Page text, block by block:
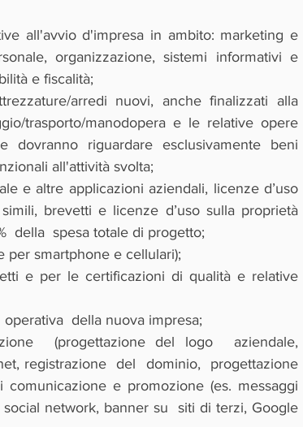
all'avvio d'impresa in ambito: marketing e
organizzazione, sistemi informativi e
e fiscalità;
arredi nuovi, anche finalizzati alla
trasporto/manodopera e le relative opere
dovranno riguardare esclusivamente beni
all'attività svolta;
e altre applicazioni aziendali, licenze d’uso
brevetti e licenze d’uso sulla proprietà
della  spesa totale di progetto;
per smartphone e cellulari);
e per le certificazioni di qualità e relative
della nuova impresa;
(progettazione del logo  aziendale,
registrazione  del  dominio,  progettazione
e promozione (es. messaggi
network, banner su  siti di terzi, Google